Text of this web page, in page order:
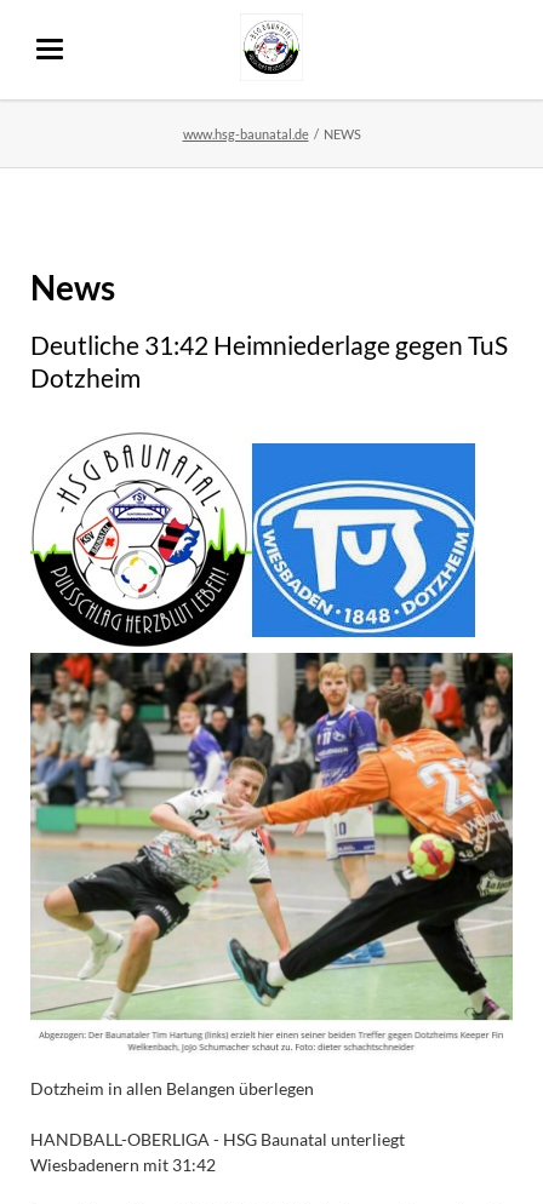
www.hsg-baunatal.de NEWS
News
Deutliche 31:42 Heimniederlage gegen TuS
Dotzheim
Dotzheim in allen Belangen überlegen
HANDBALL-OBERLIGA - HSG Baunatal unterliegt
Wiesbadenern mit 31:42